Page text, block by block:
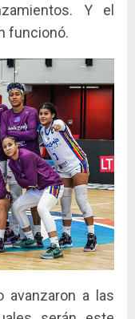
Y el
funcionó.
avanzaron a las